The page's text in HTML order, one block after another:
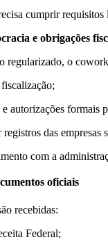
cumprir
e obrigações
regularizado, o
autorizações formais
das empresas
com a
oficiais
recebidas:
Federal;